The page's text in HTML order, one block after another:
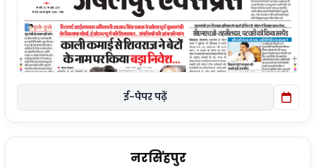
ई-पेपर पढ़ें
नरसिंहपुर